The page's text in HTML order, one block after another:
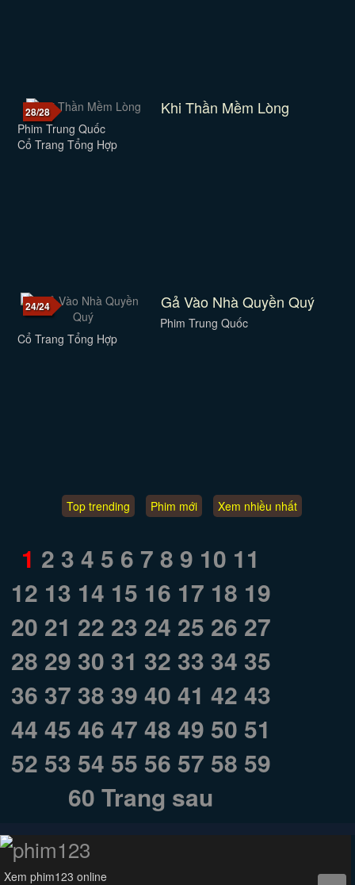
28/28 Khi Thần Mềm Lòng
Phim Trung Quốc
Cổ Trang Tổng Hợp
24/24 Gả Vào Nhà Quyền Quý
Phim Trung Quốc
Cổ Trang Tổng Hợp
Top trending Phim mới Xem nhiều nhất
1 2 3 4 5 6 7 8 9 10 11
12 13 14 15 16 17 18 19
20 21 22 23 24 25 26 27
28 29 30 31 32 33 34 35
36 37 38 39 40 41 42 43
44 45 46 47 48 49 50 51
52 53 54 55 56 57 58 59
60 Trang sau
Xem phim123 online